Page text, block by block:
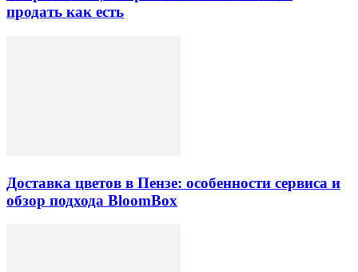
продать как есть
Доставка цветов в Пензе: особенности сервиса и
обзор подхода BloomBox